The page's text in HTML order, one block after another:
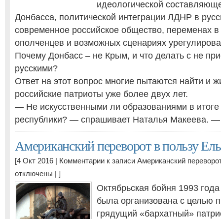
идеологической
Донбасса, политической интеграции ЛДНР в
современное российское общество, переменах в
ополченцев и возможных сценариях
Почему Донбасс – не Крым, и что делать с не
русскими?
Ответ на этот вопрос многие пытаются найти и
российские патриоты уже более двух лет.
— Не искусственными ли образованиями в итоге
республики? — спрашивает Наталья Макеева.
Американский переворот в пользу
[4 Окт 2016 | Комментарии к записи Американский
отключены | ]
Октябрьская бойня 1993
была организована с целью
грядущий «бархатный»